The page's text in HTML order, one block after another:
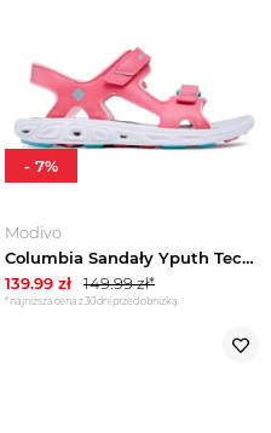
Modivo
Columbia Sandały Yputh Techsun Vent BY4566 Różowy
139.99 zł 149.99zł*
*najniższa cena z 30 dni przed obniżką
- 7%